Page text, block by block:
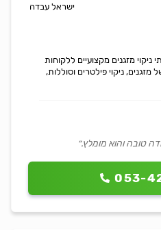
ישראל עבדה
053-
מזגנים מקצועיים ללקוחות
ניקוי פילטרים וסוללות,
טובה והוא מומלץ.״